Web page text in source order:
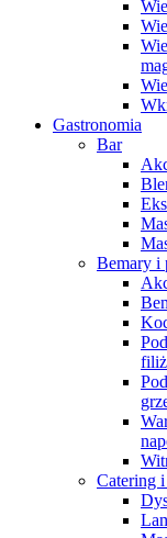
Gastronomia
Bar
Bemary i
Catering